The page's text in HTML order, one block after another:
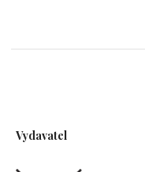
Vydavatel